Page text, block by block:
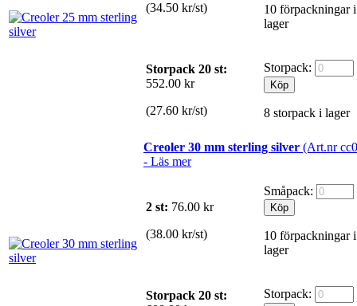
(34.50 kr/st)
10 förpackningar i
lager
Storpack 20 st:
552.00 kr
(27.60 kr/st)
Storpack:
8 storpack i lager
Creoler 30 mm sterling silver (Art.nr
- Läs mer
2 st: 76.00 kr
(38.00 kr/st)
Småpack:
10 förpackningar i
lager
Storpack 20 st:
Storpack: